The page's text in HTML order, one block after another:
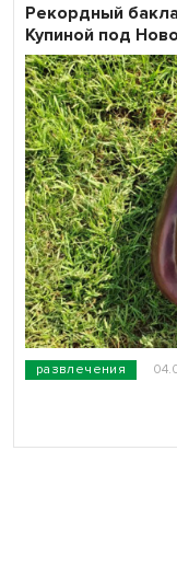
развлечения
Рекордный
Купиной под